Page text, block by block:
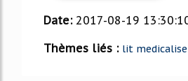
Date: 2017-08-19
Thèmes liés : lit